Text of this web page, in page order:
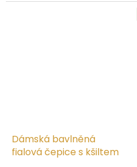
Dámská bavlněná
fialová čepice s kšiltem